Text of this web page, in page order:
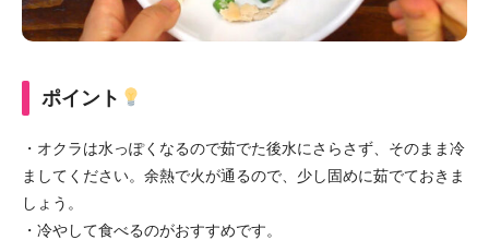
ポイント
・オクラは水っぽくなるので茹でた後水にさらさず、そのまま冷
ましてください。余熱で火が通るので、少し固めに茹でておきま
しょう。
・冷やして食べるのがおすすめです。